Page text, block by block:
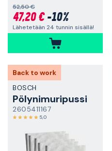
52,50 €
47,20 €-10%
Lähetetään 24 tunnin sisällä!
Back to work
BOSCH
Pölynimuripussi
2605411167
5,0